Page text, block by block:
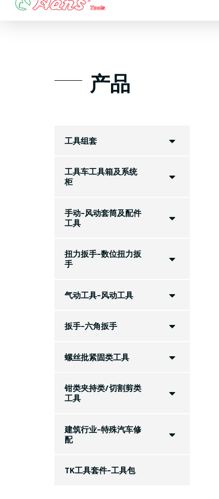
产品
工具组套
工具车工具箱及系统
柜
手动-风动套筒及配件
工具
扭力扳手-数位扭力扳
手
气动工具-风动工具
扳手-六角扳手
螺丝批紧固类工具
钳类夹持类/切割剪类
工具
建筑行业-特殊汽车修
配
TK工具套件-工具包